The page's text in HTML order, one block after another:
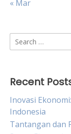
« Mar
Search
for:
Recent
Inovasi
Indonesia
Tantangan dan